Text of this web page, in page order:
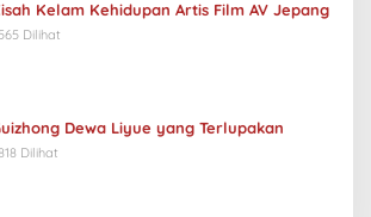
Kelam Kehidupan Artis Film AV Jepang
Dilihat
Dewa Liyue yang Terlupakan
Dilihat